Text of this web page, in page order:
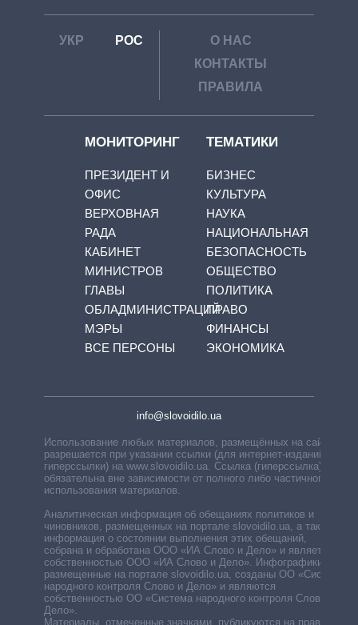
УКР РОС
О НАС
КОНТАКТЫ
ПРАВИЛА
МОНИТОРИНГ
ПРЕЗИДЕНТ И
ОФИС
ВЕРХОВНАЯ
РАДА
КАБИНЕТ
МИНИСТРОВ
ГЛАВЫ
ОБЛАДМИНИСТРАЦИЙ
МЭРЫ
ВСЕ ПЕРСОНЫ
ТЕМАТИКИ
БИЗНЕС
КУЛЬТУРА
НАУКА
НАЦИОНАЛЬНАЯ
БЕЗОПАСНОСТЬ
ОБЩЕСТВО
ПОЛИТИКА
ПРАВО
ФИНАНСЫ
ЭКОНОМИКА
info@slovoidilo.ua
Использование любых материалов, размещённых на сайте,
разрешается при указании ссылки (для интернет-изданий —
гиперссылки) на www.slovoidilo.ua. Ссылка (гиперссылка)
обязательна вне зависимости от полного либо частичного
использования материалов.
Аналитическая информация об обещаниях политиков и
чиновников, размещенных на портале slovoidilo.ua, а также
информация о состоянии выполнения этих обещаний,
собрана и обработана ООО «ИА Слово и Дело» и является
собственностью ООО «ИА Слово и Дело». Инфографики,
размещенные на портале slovoidilo.ua, созданы ОО «Система
народного контроля Слово и Дело» и являются
собственностью ОО «Система народного контроля Слово и
Дело».
Материалы, отмеченные значками, публикуются на правах